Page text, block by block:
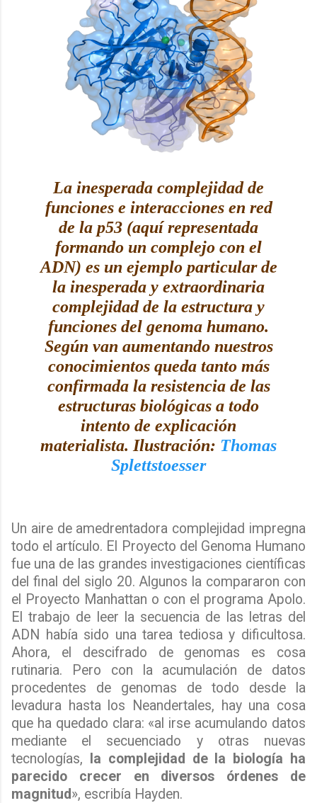
La inesperada complejidad de
funciones e interacciones en red
de la p53 (aquí representada
formando un complejo con el
ADN) es un ejemplo particular de
la inesperada y extraordinaria
complejidad de la estructura y
funciones del genoma humano.
Según van aumentando nuestros
conocimientos queda tanto más
confirmada la resistencia de las
estructuras biológicas a todo
intento de explicación
materialista. Ilustración: Thomas
Splettstoesser
Un aire de amedrentadora complejidad impregna
todo el artículo. El Proyecto del Genoma Humano
fue una de las grandes investigaciones científicas
del final del siglo 20. Algunos la compararon con
el Proyecto Manhattan o con el programa Apolo.
El trabajo de leer la secuencia de las letras del
ADN había sido una tarea tediosa y dificultosa.
Ahora, el descifrado de genomas es cosa
rutinaria. Pero con la acumulación de datos
procedentes de genomas de todo desde la
levadura hasta los Neandertales, hay una cosa
que ha quedado clara: «al irse acumulando datos
mediante el secuenciado y otras nuevas
tecnologías, la complejidad de la biología ha
parecido crecer en diversos órdenes de
magnitud», escribía Hayden.